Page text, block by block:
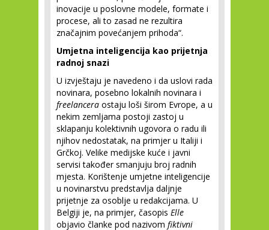
inovacije u poslovne modele, formate i
procese, ali to zasad ne rezultira
značajnim povećanjem prihoda“.
Umjetna inteligencija kao prijetnja
radnoj snazi
U izvještaju je navedeno i da uslovi rada
novinara, posebno lokalnih novinara i
freelancera ostaju loši širom Evrope, a u
nekim zemljama postoji zastoj u
sklapanju kolektivnih ugovora o radu ili
njihov nedostatak, na primjer u Italiji i
Grčkoj. Velike medijske kuće i javni
servisi također smanjuju broj radnih
mjesta. Korištenje umjetne inteligencije
u novinarstvu predstavlja daljnje
prijetnje za osoblje u redakcijama. U
Belgiji je, na primjer, časopis Elle
objavio članke pod nazivom fiktivni